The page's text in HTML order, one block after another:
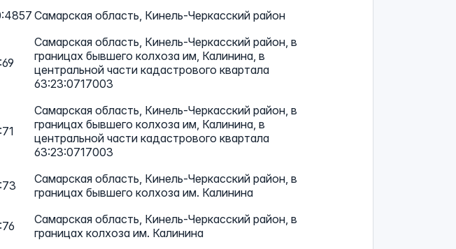
Самарская область, Кинель-Черкасский район
Самарская область, Кинель-Черкасский район, в
границах бывшего колхоза им, Калинина, в
центральной части кадастрового квартала
63:23:0717003
Самарская область, Кинель-Черкасский район, в
границах бывшего колхоза им, Калинина, в
центральной части кадастрового квартала
63:23:0717003
Самарская область, Кинель-Черкасский район, в
границах бывшего колхоза им. Калинина
Самарская область, Кинель-Черкасский район, в
границах колхоза им. Калинина